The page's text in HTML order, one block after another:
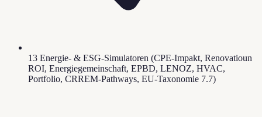
13 Energie- & ESG-Simulatoren (CPE-Impakt, Renovatioun
ROI, Energiegemeinschaft, EPBD, LENOZ, HVAC,
Portfolio, CRREM-Pathways, EU-Taxonomie 7.7)